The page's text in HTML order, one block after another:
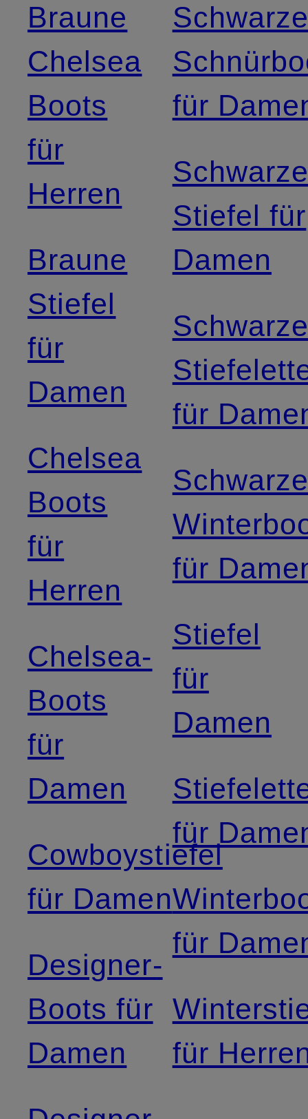
Braune
Chelsea
Boots
für
Herren
Braune
Stiefel
für
Damen
Chelsea
Boots
für
Herren
Chelsea-
Boots
für
Damen
Cowboystiefel
für Damen
Designer-
Boots für
Damen
für
Stiefel für
Damen
für
für
Stiefel
für
Damen
für
für
für